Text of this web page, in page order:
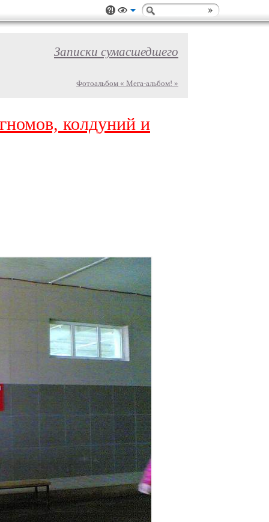
Записки сумасшедшего
Фотоальбом « Мега-альбом! »
колдуний и